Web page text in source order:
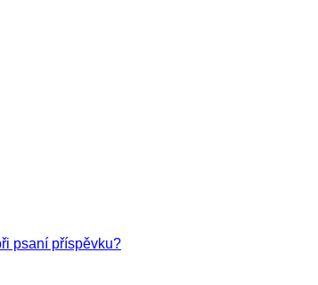
psaní příspěvku?